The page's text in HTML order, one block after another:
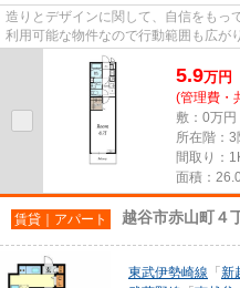
造りとデザインに関して、自信をもっ
利用可能な物件なので行動範囲も広が
す。最上階の物件です。当社ス...
5.9万円
(管理費・
敷：0万円
所在階：3
間取り：
面積：
賃貸｜アパート 越谷市赤山町４
東武伊勢崎線 「 新